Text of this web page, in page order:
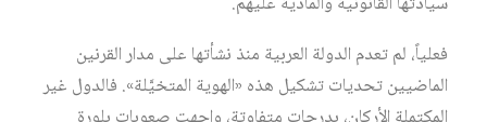
فعلياً، لم تعدم الدولة العربية منذ نشأتها على مدار القرنين
الماضيين تحديات تشكيل هذه «الهوية المتخيَّلة». فالدول غير